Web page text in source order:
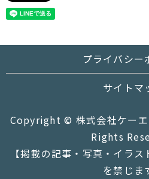
プライバシー
サイトマ
Copyright © 株式会社ケー
Rights
【掲載の記事・写真・イラ
を禁じま